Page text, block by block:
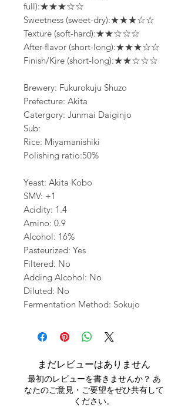
full):★★★☆☆
Sweetness (sweet-dry):★★★☆☆
Texture (soft-hard):★★☆☆☆
After-flavor (short-long):★★★☆☆
Finish/Kire (short-long):★★☆☆☆
Brewery: Fukurokuju Shuzo
Prefecture: Akita
Catergory: Junmai Daiginjo
Sub:
Rice: Miyamanishiki
Polishing ratio:50%
Yeast: Akita Kobo
SMV: +1
Acidity: 1.4
Amino: 0.9
Alcohol: 16%
Pasteurized: Yes
Filtered: No
Adding Alcohol: No
Diluted: No
Fermentation Method: Sokujo
まだレビューはありません
最初のレビューを書きませんか？ あ
なたのご意見・ご要望をぜひ共有して
ください。